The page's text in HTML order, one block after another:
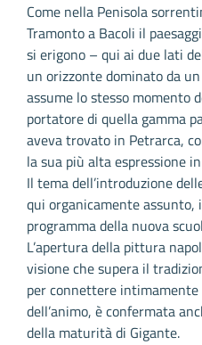
Come nella Penisola
Tramonto a Bacoli il
si erigono – qui ai due lati
un orizzonte dominato da
assume lo stesso momento
portatore di quella gamma
aveva trovato in Petrarca,
la sua più alta espressione
Il tema dell’introduzione
qui organicamente assunto,
programma della nuova
L’apertura della pittura
visione che supera il
per connettere intimamente
dell’animo, è confermata
della maturità di Gigante.